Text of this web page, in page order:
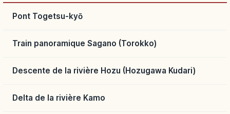
Pont Togetsu-kyō
Train panoramique Sagano (Torokko)
Descente de la rivière Hozu (Hozugawa Kudari)
Delta de la rivière Kamo